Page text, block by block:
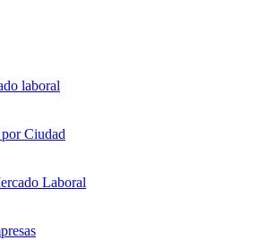
laboral
Ciudad
Laboral